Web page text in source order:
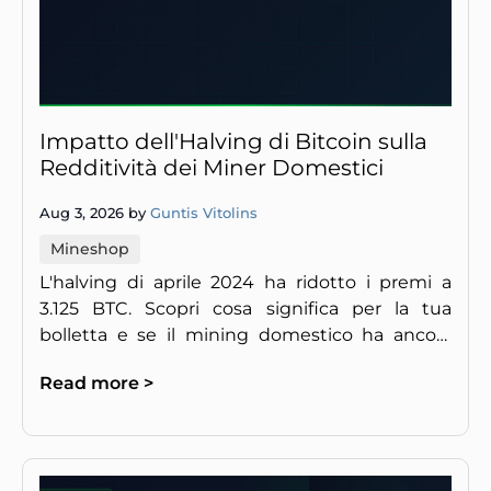
Impatto dell'Halving di Bitcoin sulla
Redditività dei Miner Domestici
Aug 3, 2026 by Guntis Vitolins
Mineshop
L'halving di aprile 2024 ha ridotto i premi a
3.125 BTC. Scopri cosa significa per la tua
bolletta e se il mining domestico ha ancora
Read more >